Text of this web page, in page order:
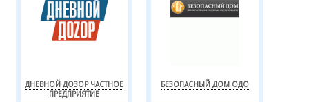
ДНЕВНОЙ ДОЗОР ЧАСТНОЕ
ПРЕДПРИЯТИЕ
БЕЗОПАСНЫЙ ДОМ ОДО